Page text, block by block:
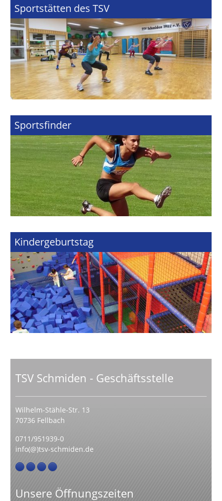
Sportstätten des TSV
Sportsfinder
Kindergeburtstag
TSV Schmiden - Geschäftsstelle
Wilhelm-Stähle-Str. 13
70736 Fellbach
0711/951939-0
info(@)tsv-schmiden.de
Unsere Öffnungszeiten